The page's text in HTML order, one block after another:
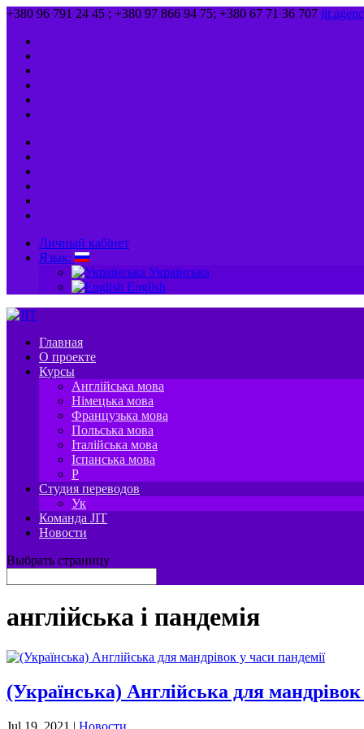
+380 96 791 24 45 ; +380 97 866 94 75; +380 67 71 36 707
Личный кабінет
Язык:
Українська
English
Главная
О проекте
Курсы
Англійська мова
Німецька мова
Французька мова
Польська мова
Італійська мова
Іспанська мова
P
Студия переводов
Ук
Команда JIT
Новости
Выбрать страницу
англійська і пандемія
(Українська) Англійська для мандрівок
Jul 19, 2021 | Новости